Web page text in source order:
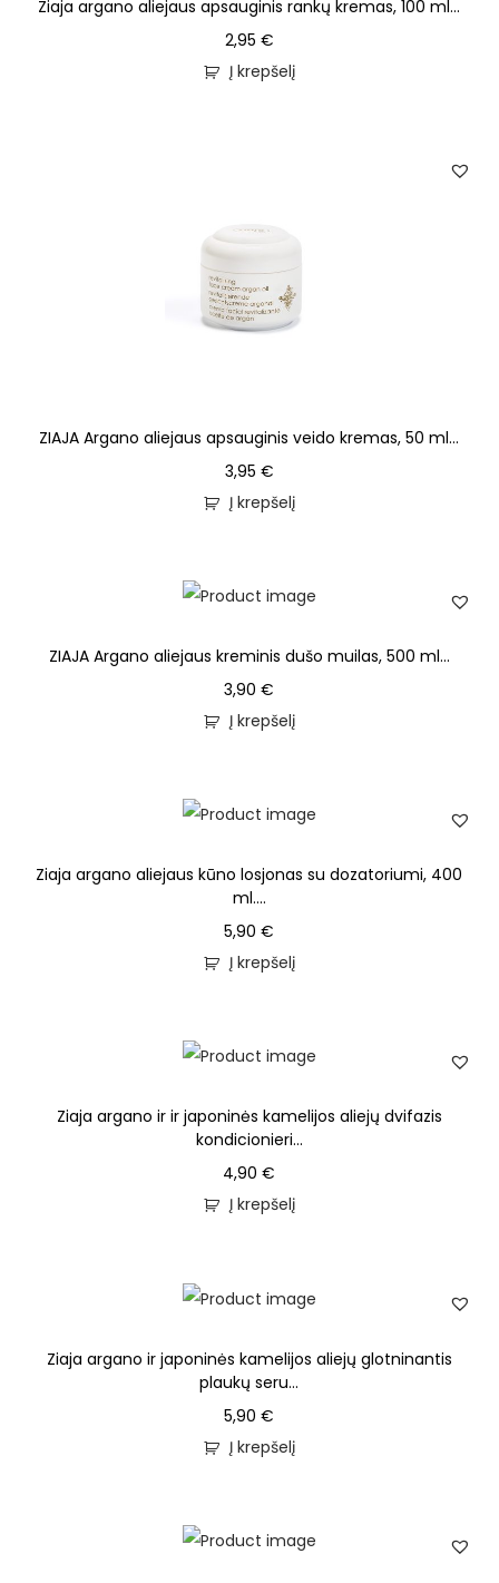
Ziaja argano aliejaus apsauginis rankų kremas, 100 ml...
2,95 €
Į krepšelį
ZIAJA Argano aliejaus apsauginis veido kremas, 50 ml...
3,95 €
Į krepšelį
ZIAJA Argano aliejaus kreminis dušo muilas, 500 ml...
3,90€
Į krepšelį
Ziaja argano aliejaus kūno losjonas su dozatoriumi, 400
ml....
5,90€
Į krepšelį
Ziaja argano ir ir japoninės kamelijos aliejų dvifazis
kondicionieri...
4,90€
Į krepšelį
Ziaja argano ir japoninės kamelijos aliejų glotninantis
plaukų seru...
5,90€
Į krepšelį